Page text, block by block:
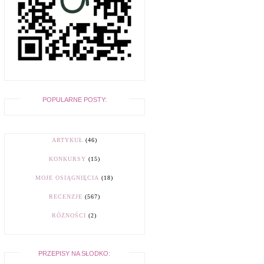
POPULARNE POSTY:
ARTYKUŁ (46)
KONKURSY (15)
MOJE OSIĄGNIĘCIA (18)
RECENZJE (567)
RÓŻNOŚCI (2)
PRZEPISY NA SŁODKO: